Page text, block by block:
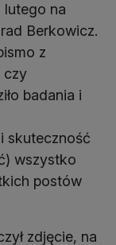
lutego na
Berkowicz.
z
czy
badania i
skuteczność
wszystko
postów
zdjęcie, na